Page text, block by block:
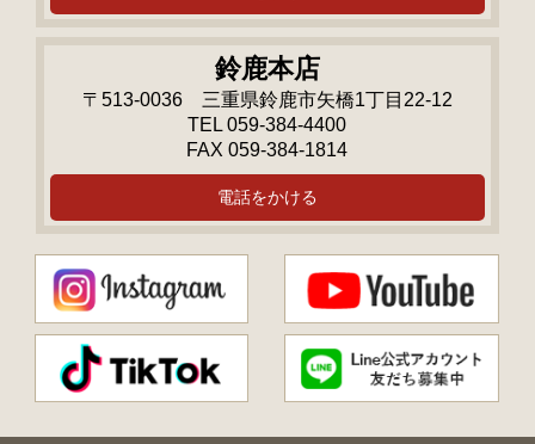
鈴鹿本店
〒513-0036 三重県鈴鹿市矢橋1丁目22-12
TEL 059-384-4400
FAX 059-384-1814
電話をかける